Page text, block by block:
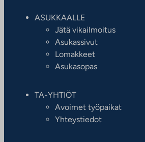
ASUKKAALLE
Jätä vikailmoitus
Asukassivut
Lomakkeet
Asukasopas
TA-YHTIÖT
Avoimet työpaikat
Yhteystiedot